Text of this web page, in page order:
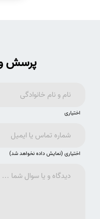
پرسش و
اختیاری
اختیاری (نمایش داده نخواهد شد)